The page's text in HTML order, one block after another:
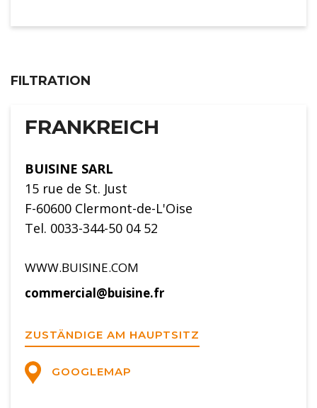
FILTRATION
FRANKREICH
BUISINE SARL
15 rue de St. Just
F-60600 Clermont-de-L'Oise
Tel. 0033-344-50 04 52
WWW.BUISINE.COM
commercial@buisine.fr
ZUSTÄNDIGE AM HAUPTSITZ
GOOGLEMAP